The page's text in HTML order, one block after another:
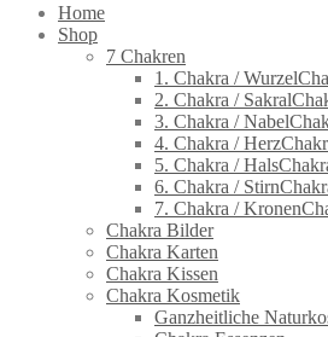
Home
Shop
7 Chakren
1. Chakra /
2. Chakra /
3. Chakra /
4. Chakra /
5. Chakra /
6. Chakra /
7. Chakra /
Chakra Bilder
Chakra Karten
Chakra Kissen
Chakra Kosmetik
Ganzheitliche